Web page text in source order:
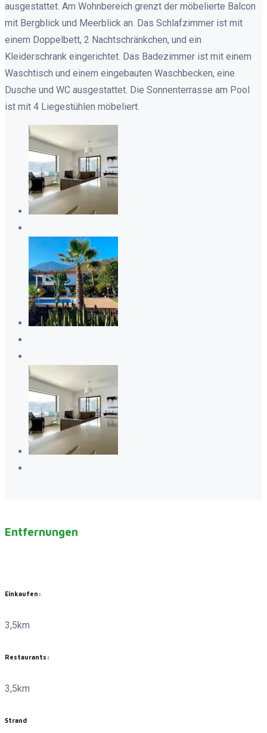
ausgestattet. Am Wohnbereich grenzt der möbelierte Balcon
mit Bergblick und Meerblick an. Das Schlafzimmer ist mit
einem Doppelbett, 2 Nachtschränkchen, und ein
Kleiderschrank eingerichtet. Das Badezimmer ist mit einem
Waschtisch und einem eingebauten Waschbecken, eine
Dusche und WC ausgestattet. Die Sonnenterrasse am Pool
ist mit 4 Liegestühlen möbeliert.
Entfernungen
Einkaufen:
3,5km
Restaurants:
3,5km
Strand